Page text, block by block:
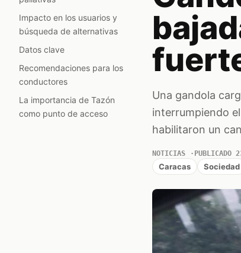
Impacto en los usuarios y
búsqueda de alternativas
Datos clave
Recomendaciones para los
conductores
La importancia de Tazón
como punto de acceso
Una gandola
interrumpiendo
habilitaron un
NOTICIAS PUBLICADO
Caracas Sociedad